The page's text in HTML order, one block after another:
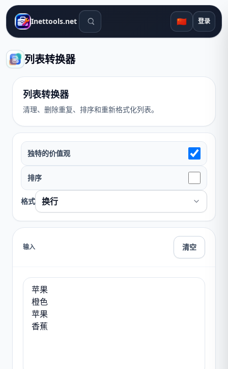
Inettools.net 搜索工具 🇨🇳 登录
列表转换器
列表转换器
清理、删除重复、排序和重新格式化列表。
独特的价值观
排序
格式
输入 清空